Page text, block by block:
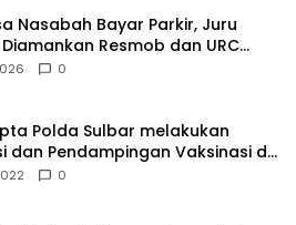
Nasabah Bayar Parkir, Juru
Diamankan Resmob dan URC
0
Polda Sulbar melakukan
dan Pendampingan Vaksinasi di
0